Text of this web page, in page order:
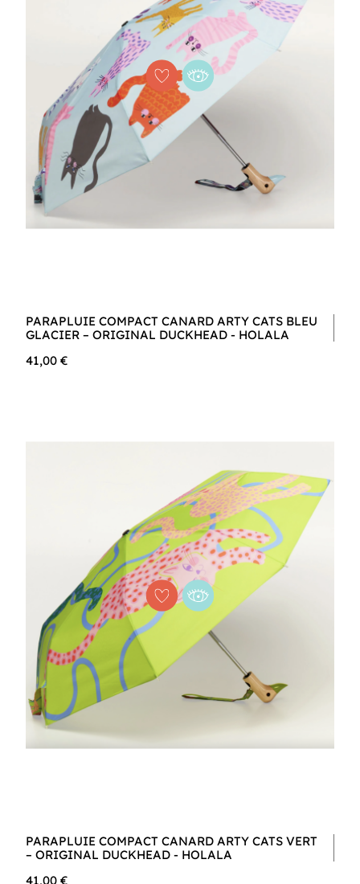
PARAPLUIE COMPACT CANARD ARTY CATS BLEU
GLACIER – ORIGINAL DUCKHEAD - HOLALA
41,00 €
PARAPLUIE COMPACT CANARD ARTY CATS VERT
– ORIGINAL DUCKHEAD - HOLALA
41,00 €